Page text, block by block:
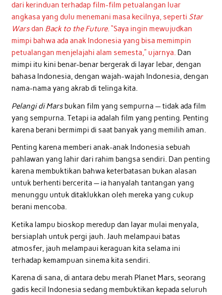
dari kerinduan terhadap film-film petualangan luar
angkasa yang dulu menemani masa kecilnya, seperti Star
Warsdan Back to the Future. “Saya ingin mewujudkan
mimpi bahwa ada anak Indonesia yang bisa memimpin
petualangan menjelajahi alam semesta,” ujarnya. Dan
mimpi itu kini benar-benar bergerak di layar lebar, dengan
bahasa Indonesia, dengan wajah-wajah Indonesia, dengan
nama-nama yang akrab di telinga kita.
Pelangi di Marsbukan film yang sempurna — tidak ada film
yang sempurna. Tetapi ia adalah film yang penting. Penting
karena berani bermimpi di saat banyak yang memilih aman.
Penting karena memberi anak-anak Indonesia sebuah
pahlawan yang lahir dari rahim bangsa sendiri. Dan penting
karena membuktikan bahwa keterbatasan bukan alasan
untuk berhenti bercerita — ia hanyalah tantangan yang
menunggu untuk ditaklukkan oleh mereka yang cukup
berani mencoba.
Ketika lampu bioskop meredup dan layar mulai menyala,
bersiaplah untuk pergi jauh. Jauh melampaui batas
atmosfer, jauh melampaui keraguan kita selama ini
terhadap kemampuan sinema kita sendiri.
Karena di sana, di antara debu merah Planet Mars, seorang
gadis kecil Indonesia sedang membuktikan kepada seluruh